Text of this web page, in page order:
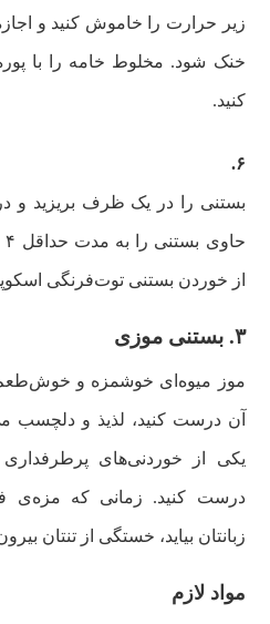
زیر حرارت را خاموش کنید و
خنک شود. مخلوط خامه را با
کنید‌.
۶‌.
بستنی را در یک ظرف بریزید
از خوردن بستنی توت‌فرنگی
۳. بستنی موزی
موز میوه‌ای خوشمزه و
آن درست کنید، لذیذ و دلچسب
یکی از خوردنی‌های
درست کنید‌. زمانی که مزه‌ی
زبانتان بیاید، خستگی از تنتان
مواد لازم